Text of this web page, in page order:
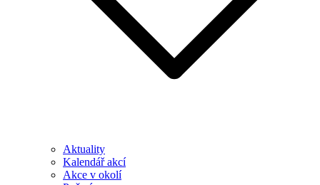
Aktuality
Kalendář akcí
Akce v okolí